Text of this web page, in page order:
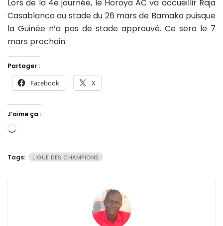
Lors de la 4e journée, le Horoya AC va accueillir Raja
Casablanca au stade du 26 mars de Bamako puisque
la Guinée n’a pas de stade approuvé. Ce sera le 7
mars prochain.
Partager :
Facebook X
J’aime ça :
Chargement…
Tags: LIGUE DES CHAMPIONS